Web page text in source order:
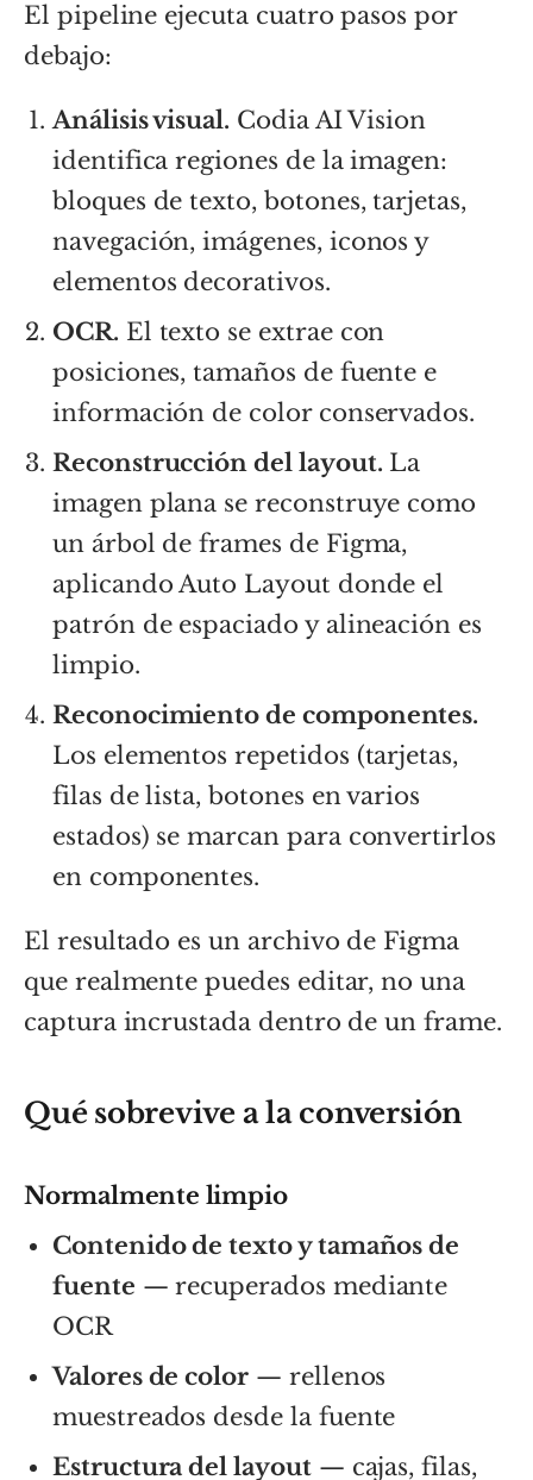
El pipeline ejecuta cuatro pasos por
debajo:
Análisis visual. Codia AI Vision
identifica regiones de la imagen:
bloques de texto, botones, tarjetas,
navegación, imágenes, iconos y
elementos decorativos.
OCR. El texto se extrae con
posiciones, tamaños de fuente e
información de color conservados.
Reconstrucción del layout. La
imagen plana se reconstruye como
un árbol de frames de Figma,
aplicando Auto Layout donde el
patrón de espaciado y alineación es
limpio.
Reconocimiento de componentes.
Los elementos repetidos (tarjetas,
filas de lista, botones en varios
estados) se marcan para convertirlos
en componentes.
El resultado es un archivo de Figma
que realmente puedes editar, no una
captura incrustada dentro de un frame.
Qué sobrevive a la conversión
Normalmente limpio
Contenido de texto y tamaños de
fuente — recuperados mediante
OCR
Valores de color — rellenos
muestreados desde la fuente
Estructura del layout— cajas, filas,